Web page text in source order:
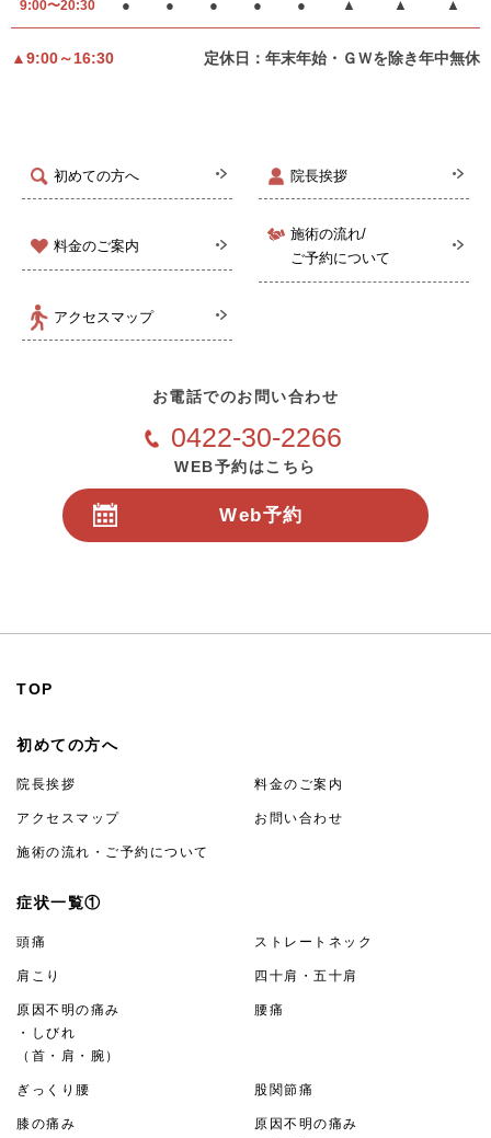
初めての方へ 院長挨拶
料金のご案内
施術の流れ/
ご予約について
アクセスマップ
9:00〜20:30 ● ● ● ● ● ▲ ▲ ▲
▲9:00～16:30 定休日：年末年始・ＧＷを除き年中無休
お電話でのお問い合わせ
0422-30-2266
WEB予約はこちら
Web予約
TOP
初めての方へ
院長挨拶 料金のご案内
アクセスマップ お問い合わせ
施術の流れ・ご予約について
症状一覧①
頭痛 ストレートネック
肩こり 四十肩・五十肩
原因不明の痛み
・しびれ
（首・肩・腕）
腰痛
ぎっくり腰 股関節痛
膝の痛み
原因不明の痛み